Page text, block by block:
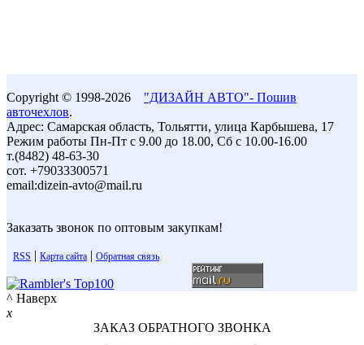
Copyright © 1998-2026 "ДИЗАЙН АВТО"- Пошив
авточехлов.
Адрес: Самарская область, Тольятти, улица Карбышева, 17
Режим работы Пн-Пт с 9.00 до 18.00, Сб с 10.00-16.00
т.(8482) 48-63-30
сот. +79033300571
email:dizein-avto@mail.ru
Заказать звонок по оптовым закупкам!
RSS | Карта сайта | Обратная связь
^ Наверх
x
ЗАКАЗ ОБРАТНОГО ЗВОНКА